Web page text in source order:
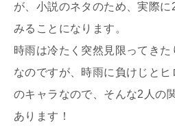
が、小説のネタのため、実際
みることになります。
時雨は冷たく突然見限ってき
なのですが、時雨に負けじと
のキャラなので、そんな2人の
あります！